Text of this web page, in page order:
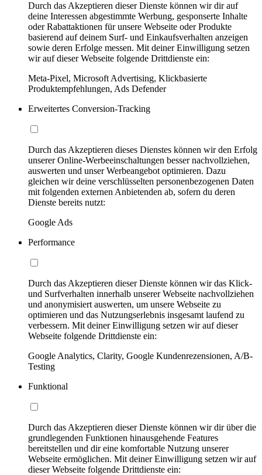
Durch das Akzeptieren dieser Dienste können wir dir auf
deine Interessen abgestimmte Werbung, gesponserte Inhalte
oder Rabattaktionen für unsere Webseite oder Produkte
basierend auf deinem Surf- und Einkaufsverhalten anzeigen
sowie deren Erfolge messen. Mit deiner Einwilligung setzen
wir auf dieser Webseite folgende Drittdienste ein:
Meta-Pixel, Microsoft Advertising, Klickbasierte
Produktempfehlungen, Ads Defender
Erweitertes Conversion-Tracking
Durch das Akzeptieren dieses Dienstes können wir den Erfolg
unserer Online-Werbeeinschaltungen besser nachvollziehen,
auswerten und unser Werbeangebot optimieren. Dazu
gleichen wir deine verschlüsselten personenbezogenen Daten
mit folgenden externen Anbietenden ab, sofern du deren
Dienste bereits nutzt:
Google Ads
Performance
Durch das Akzeptieren dieser Dienste können wir das Klick-
und Surfverhalten innerhalb unserer Webseite nachvollziehen
und anonymisiert auswerten, um unsere Webseite zu
optimieren und das Nutzungserlebnis insgesamt laufend zu
verbessern. Mit deiner Einwilligung setzen wir auf dieser
Webseite folgende Drittdienste ein:
Google Analytics, Clarity, Google Kundenrezensionen, A/B-
Testing
Funktional
Durch das Akzeptieren dieser Dienste können wir dir über die
grundlegenden Funktionen hinausgehende Features
bereitstellen und dir eine komfortable Nutzung unserer
Webseite ermöglichen. Mit deiner Einwilligung setzen wir auf
dieser Webseite folgende Drittdienste ein: